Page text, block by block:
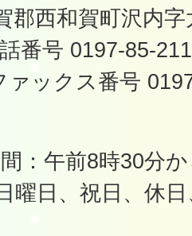
郡西和賀町沢内
番号 0197-85-
ァックス番号
：午前8時30分
曜日、祝日、休